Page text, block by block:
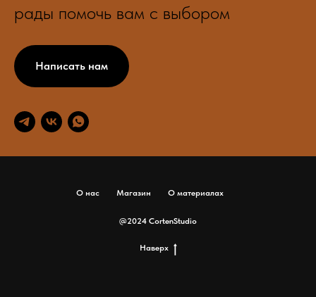
рады помочь вам с выбором
Написать нам
О нас Магазин О материалах
@2024 CortenStudio
Наверх